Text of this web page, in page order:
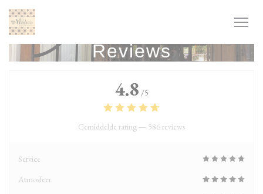
Cookies beheer paneel
Reviews
4.8 /5
Gemiddelde rating — 586 reviews
Service
Atmosfeer